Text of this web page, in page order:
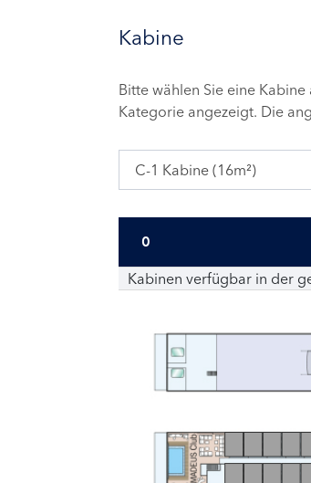
Kabine
Bitte wählen Sie eine
Kategorie angezeigt. Die
C-1 Kabine (16m²)
0
Kabinen verfügbar in der